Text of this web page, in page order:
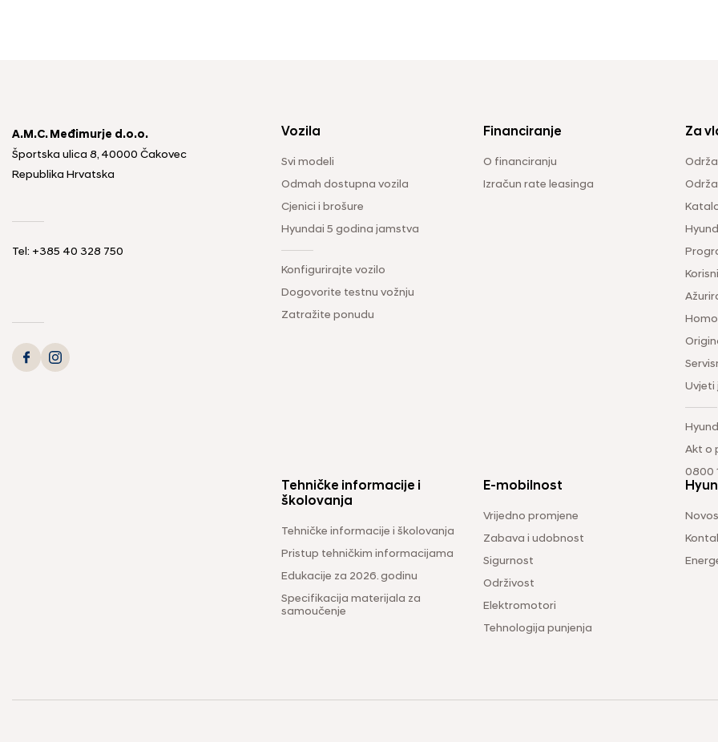
A.M.C. Međimurje d.o.o.
Športska ulica 8, 40000 Čakovec
Republika Hrvatska
Tel: +385 40 328 750
Vozila
Svi modeli
Odmah dostupna vozila
Cjenici i brošure
Hyundai 5 godina jamstva
Konfigurirajte vozilo
Dogovorite testnu vožnju
Zatražite ponudu
Financiranje
O financiranju
Izračun rate leasinga
Za
Uvjeti
Akt o
0800
Tehničke informacije i
školovanja
Tehničke informacije i školovanja
Pristup tehničkim informacijama
Edukacije za 2026. godinu
Specifikacija materijala za
samoučenje
E-mobilnost
Vrijedno promjene
Zabava i udobnost
Sigurnost
Održivost
Elektromotori
Tehnologija punjenja